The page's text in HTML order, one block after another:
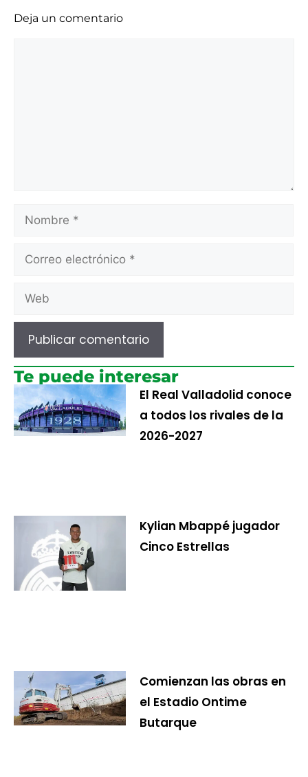
Deja un comentario
Te puede interesar
El Real Valladolid conoce
a todos los rivales de la
2026-2027
Kylian Mbappé jugador
Cinco Estrellas
Comienzan las obras en
el Estadio Ontime
Butarque